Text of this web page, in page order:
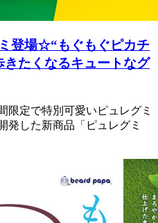
登場☆“もぐもぐピカチ
たくなるキュートなグ
限定で特別可愛いピュレグミ
発した新商品「ピュレグミ